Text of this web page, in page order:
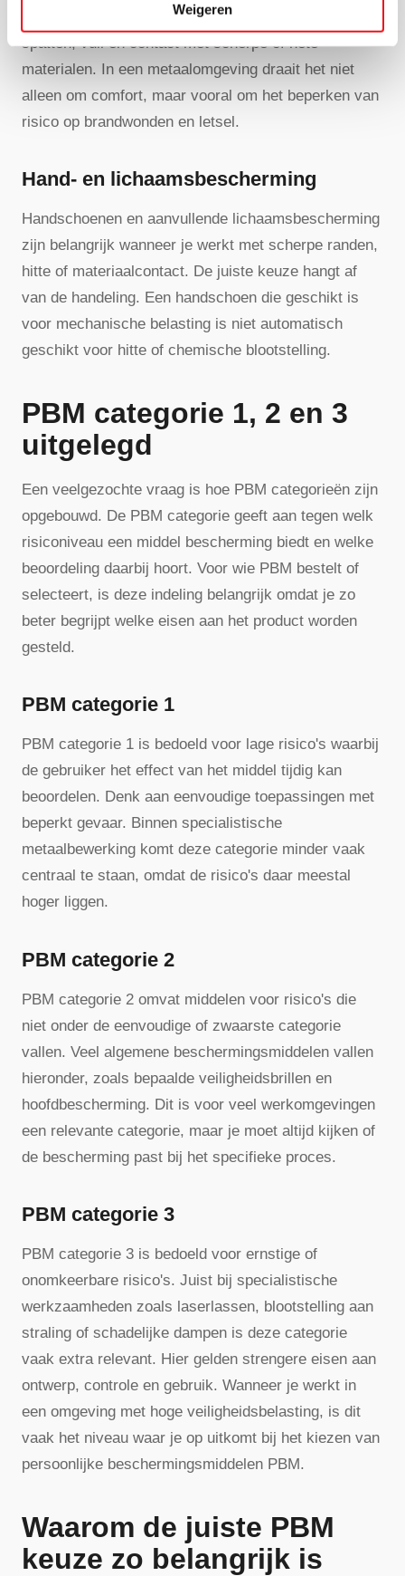
Weigeren
om huid en lichaam te beschermen tegen hitte,
spatten, vuil en contact met scherpe of hete
materialen. In een metaalomgeving draait het niet
alleen om comfort, maar vooral om het beperken van
risico op brandwonden en letsel.
Hand- en lichaamsbescherming
Handschoenen en aanvullende lichaamsbescherming
zijn belangrijk wanneer je werkt met scherpe randen,
hitte of materiaalcontact. De juiste keuze hangt af
van de handeling. Een handschoen die geschikt is
voor mechanische belasting is niet automatisch
geschikt voor hitte of chemische blootstelling.
PBM categorie 1, 2 en 3
uitgelegd
Een veelgezochte vraag is hoe PBM categorieën zijn
opgebouwd. De PBM categorie geeft aan tegen welk
risiconiveau een middel bescherming biedt en welke
beoordeling daarbij hoort. Voor wie PBM bestelt of
selecteert, is deze indeling belangrijk omdat je zo
beter begrijpt welke eisen aan het product worden
gesteld.
PBM categorie 1
PBM categorie 1 is bedoeld voor lage risico's waarbij
de gebruiker het effect van het middel tijdig kan
beoordelen. Denk aan eenvoudige toepassingen met
beperkt gevaar. Binnen specialistische
metaalbewerking komt deze categorie minder vaak
centraal te staan, omdat de risico's daar meestal
hoger liggen.
PBM categorie 2
PBM categorie 2 omvat middelen voor risico's die
niet onder de eenvoudige of zwaarste categorie
vallen. Veel algemene beschermingsmiddelen vallen
hieronder, zoals bepaalde veiligheidsbrillen en
hoofdbescherming. Dit is voor veel werkomgevingen
een relevante categorie, maar je moet altijd kijken of
de bescherming past bij het specifieke proces.
PBM categorie 3
PBM categorie 3 is bedoeld voor ernstige of
onomkeerbare risico's. Juist bij specialistische
werkzaamheden zoals laserlassen, blootstelling aan
straling of schadelijke dampen is deze categorie
vaak extra relevant. Hier gelden strengere eisen aan
ontwerp, controle en gebruik. Wanneer je werkt in
een omgeving met hoge veiligheidsbelasting, is dit
vaak het niveau waar je op uitkomt bij het kiezen van
persoonlijke beschermingsmiddelen PBM.
Waarom de juiste PBM
keuze zo belangrijk is